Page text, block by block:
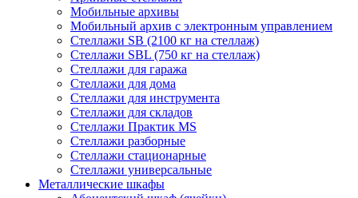
Мобильные архивы
Мобильный архив с электронным управлением
Стеллажи SB (2100 кг на стеллаж)
Стеллажи SBL (750 кг на стеллаж)
Стеллажи для гаража
Стеллажи для дома
Стеллажи для инструмента
Стеллажи для складов
Стеллажи Практик MS
Стеллажи разборные
Стеллажи стационарные
Стеллажи универсальные
Металлические шкафы